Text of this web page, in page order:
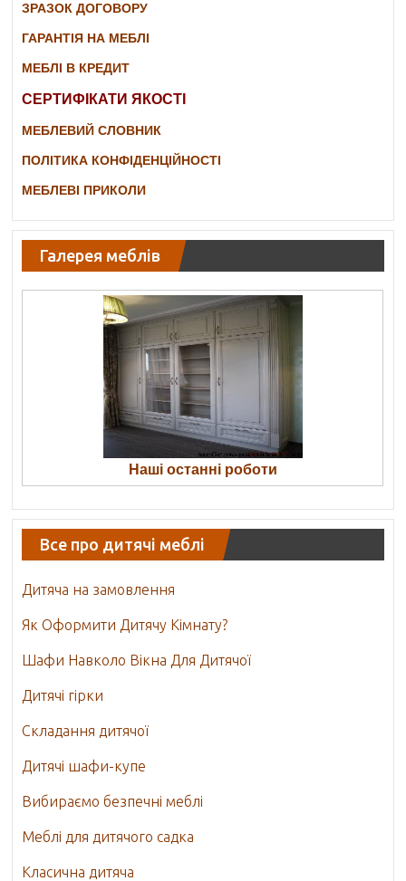
ЗРАЗОК ДОГОВОРУ
ГАРАНТІЯ НА МЕБЛІ
МЕБЛІ В КРЕДИТ
СЕРТИФІКАТИ ЯКОСТІ
МЕБЛЕВИЙ СЛОВНИК
ПОЛІТИКА КОНФІДЕНЦІЙНОСТІ
МЕБЛЕВІ ПРИКОЛИ
Галерея меблів
Наші останні роботи
Все про дитячі меблі
Дитяча на замовлення
Як Оформити Дитячу Кімнату?
Шафи Навколо Вікна Для Дитячої
Дитячі гірки
Складання дитячої
Дитячі шафи-купе
Вибираємо безпечні меблі
Меблі для дитячого садка
Класична дитяча